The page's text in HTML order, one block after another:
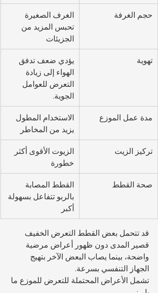
حجم الغرفة
الغرف الصغيرة
تحبس المزيد من
الجزيئات
تهوية
يؤدي ضعف تدفق
الهواء إلى زيادة
التعرض للعوامل
الجوية.
مدة عمل الموزع
الاستخدام المطول
يزيد من المخاطر
تركيز الزيت
الزيوت الأقوى أكثر
خطورة
صحة القطط
القطط المصابة
بالربو تتفاعل بسهولة
أكبر
قد تتحمل بعض القطط التعرض الخفيف
قصير المدى دون ظهور أعراض مرضية
واضحة، بينما يصاب البعض الآخر بتهيج
الجهاز التنفسي بسرعة.
تشمل الأعراض المحتملة للتعرض للموزع ما